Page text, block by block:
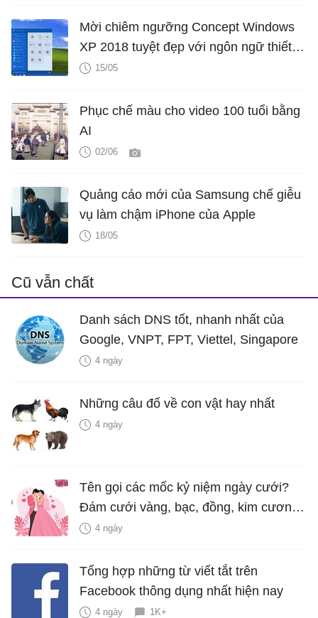
Mời chiêm ngưỡng Concept Windows
XP 2018 tuyệt đẹp với ngôn ngữ thiết
kế Fluent Design khiến ai cũng phải
15/05
Phục chế màu cho video 100 tuổi bằng
AI
02/06
Quảng cáo mới của Samsung chế giễu
vụ làm chậm iPhone của Apple
18/05
Cũ vẫn chất
Danh sách DNS tốt, nhanh nhất của
Google, VNPT, FPT, Viettel, Singapore
4 ngày
Những câu đố về con vật hay nhất
4 ngày
Tên gọi các mốc kỷ niệm ngày cưới?
Đám cưới vàng, bạc, đồng, kim cương
là bao nhiêu năm?
4 ngày
Tổng hợp những từ viết tắt trên
Facebook thông dụng nhất hiện nay
4 ngày 1K+